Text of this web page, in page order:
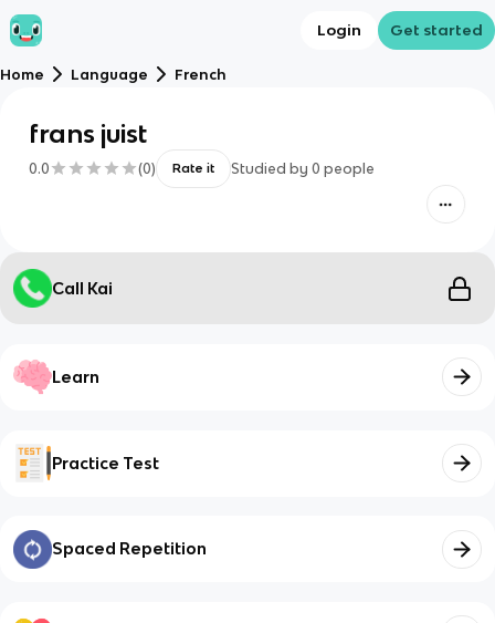
Login Get started
Home Language French
frans juist
0.0 (0) Rate it Studied by 0 people
Call Kai
Learn
Practice Test
Spaced Repetition